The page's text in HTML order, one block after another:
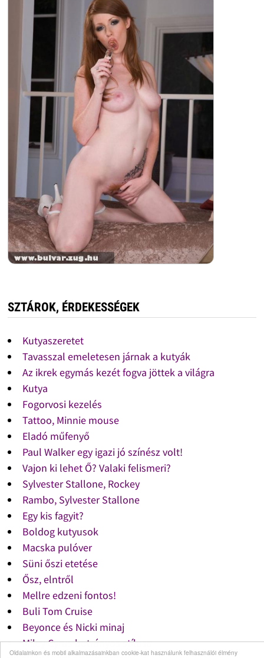
Oldalainkon és mobil alkalmazásainkban cookie-kat használunk felhasználói élmény
SZTÁROK, ÉRDEKESSÉGEK
Kutyaszeretet
Tavasszal emeletesen járnak a kutyák
Az ikrek egymás kezét fogva jöttek a világra
Kutya
Fogorvosi kezelés
Tattoo, Minnie mouse
Eladó műfenyő
Paul Walker egy igazi jó színész volt!
Vajon ki lehet Ő? Valaki felismeri?
Sylvester Stallone, Rockey
Rambo, Sylvester Stallone
Egy kis fagyit?
Boldog kutyusok
Macska pulóver
Süni őszi etetése
Ősz, elntről
Mellre edzeni fontos!
Buli Tom Cruise
Beyonce és Nicki minaj
Miley Cyrus botrányos stílusa